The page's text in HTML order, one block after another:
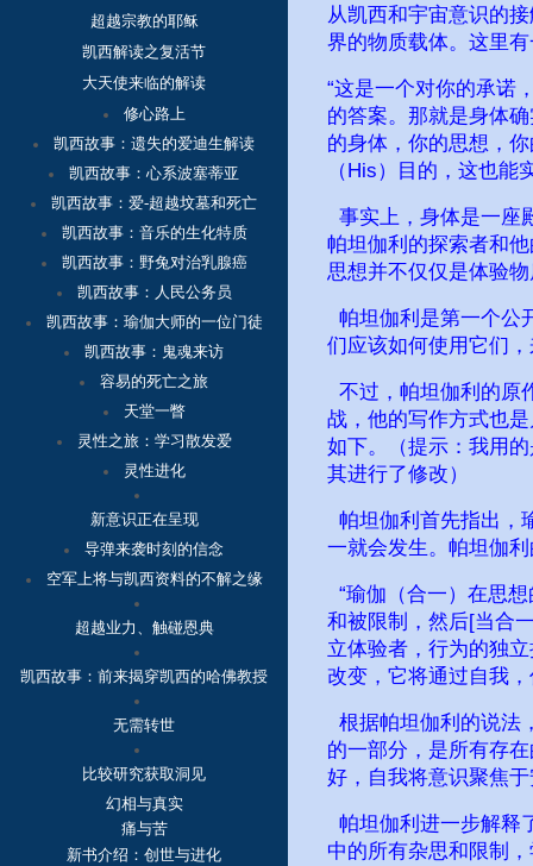
超越宗教的耶稣
凯西解读之复活节
大天使来临的解读
修心路上
凯西故事： 遗失的爱迪生解读
凯西故事：心系波塞蒂亚
凯西故事：爱-超越坟墓和死亡
凯西故事：音乐的生化特质
凯西故事：野兔对治乳腺癌
凯西故事：人民公务员
凯西故事：瑜伽大师的一位门徒
凯西故事：鬼魂来访
容易的死亡之旅
天堂一瞥
灵性之旅：学习散发爱
灵性进化
新意识正在呈现
导弹来袭时刻的信念
空军上将与凯西资料的不解之缘
超越业力、触碰恩典
凯西故事： 前来揭穿凯西的哈佛教授
无需转世
比较研究获取洞见
幻相与真实
痛与苦
新书介绍：创世与进化
从凯西和宇宙意识的
界的物质载体。这里
“这是一个对你的承诺
的答案。那就是身体
的身体，你的思想，
（His）目的，这也能
事实上，身体是一座
帕坦伽利的探索者和
思想并不仅仅是体验
帕坦伽利是第一个公
们应该如何使用它们
不过，帕坦伽利的原
战，他的写作方式也
如下。（提示：我用
其进行了修改）
帕坦伽利首先指出，
一就会发生。帕坦伽
“瑜伽（合一）在思
和被限制，然后[当合
立体验者，行为的独
改变，它将通过自我
根据帕坦伽利的说法
的一部分，是所有存
好，自我将意识聚焦
帕坦伽利进一步解释
中的所有杂思和限制